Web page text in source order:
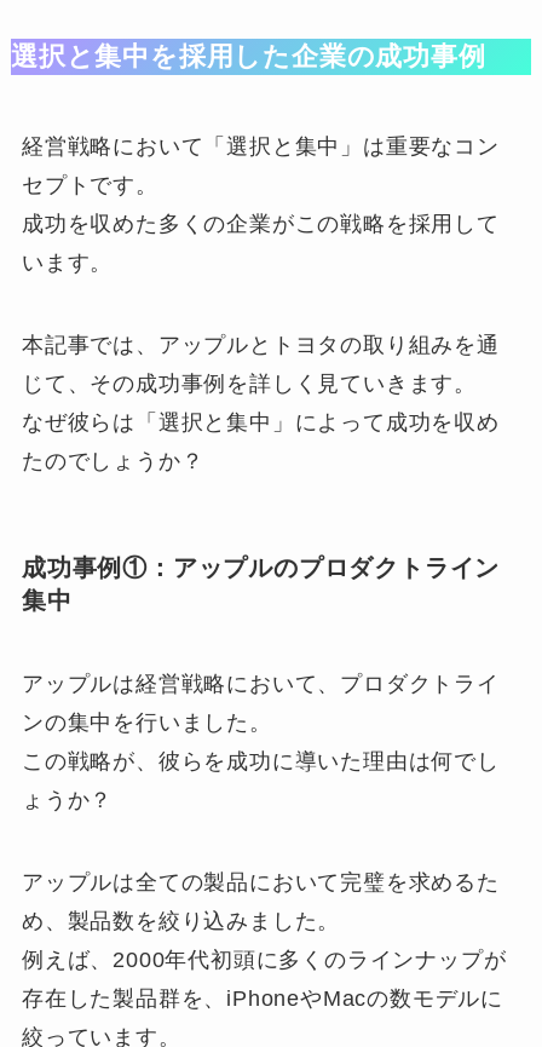
選択と集中を採用した企業の成功事例
経営戦略において「選択と集中」は重要なコン
セプトです。
成功を収めた多くの企業がこの戦略を採用して
います。
本記事では、アップルとトヨタの取り組みを通
じて、その成功事例を詳しく見ていきます。
なぜ彼らは「選択と集中」によって成功を収め
たのでしょうか？
成功事例①：アップルのプロダクトライン
集中
アップルは経営戦略において、プロダクトライ
ンの集中を行いました。
この戦略が、彼らを成功に導いた理由は何でし
ょうか？
アップルは全ての製品において完璧を求めるた
め、製品数を絞り込みました。
例えば、2000年代初頭に多くのラインナップが
存在した製品群を、iPhoneやMacの数モデルに
絞っています。